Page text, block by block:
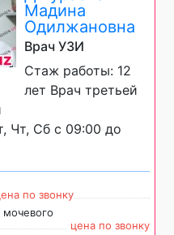
Мадина
Одилжановна
Врач УЗИ
Стаж работы: 12
лет Врач третьей
Чт, Сб с 09:00 до
по звонку
цена по звонку